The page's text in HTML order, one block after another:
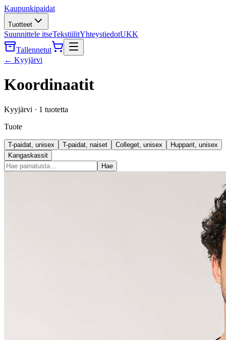
Kaupunkipaidat
Tuotteet
Suunnittele itseTekstiilitYhteystiedotUKK
Tallennetut
← Kyyjärvi
Koordinaatit
Kyyjärvi · 1 tuotetta
Tuote
T-paidat, unisex T-paidat, naiset Colleget, unisex
Hupparit, unisex
Kangaskassit
Hae